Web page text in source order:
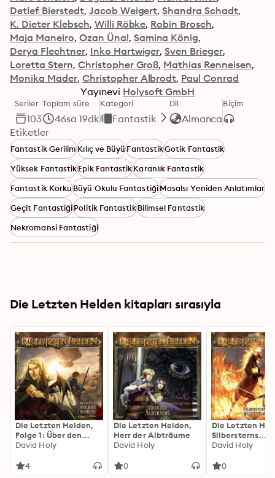
Detlef Bierstedt Jacob Weigert Shandra Schadt
K. Dieter Klebsch Willi Röbke Robin Brosch
Maja Maneiro Ozan Ünal Samina König
Derya Flechtner Inko Hartwiger Sven Brieger
Loretta Stern Christopher Groß Mathias Renneisen
Monika Mader Christopher Albrodt Paul Conrad
Yayınevi Holysoft GmbH
Seriler
103
Toplam süre
46sa 19dk
Kategori
Fantastik
Dil
Almanca
Biçim
Etiketler
Fantastik GerilimKılıç ve BüyüFantastikGotik Fantastik
Yüksek FantastikEpik FantastikKaranlık Fantastik
Fantastik KorkuBüyü Okulu FantastiğiMasalsı Yeniden Anlatımlar
Geçit FantastiğiPolitik FantastikBilimsel Fantastik
Nekromansi Fantastiği
Die Letzten Helden kitapları sırasıyla
Die Letzten Helden,
Folge 1: Über den
Wolken Mordens
David Holy
4
Die Letzten Helden,
Herr der Albträume
David Holy
0
Die Letzten
Silbersterns
Meisterplan
David Holy
0